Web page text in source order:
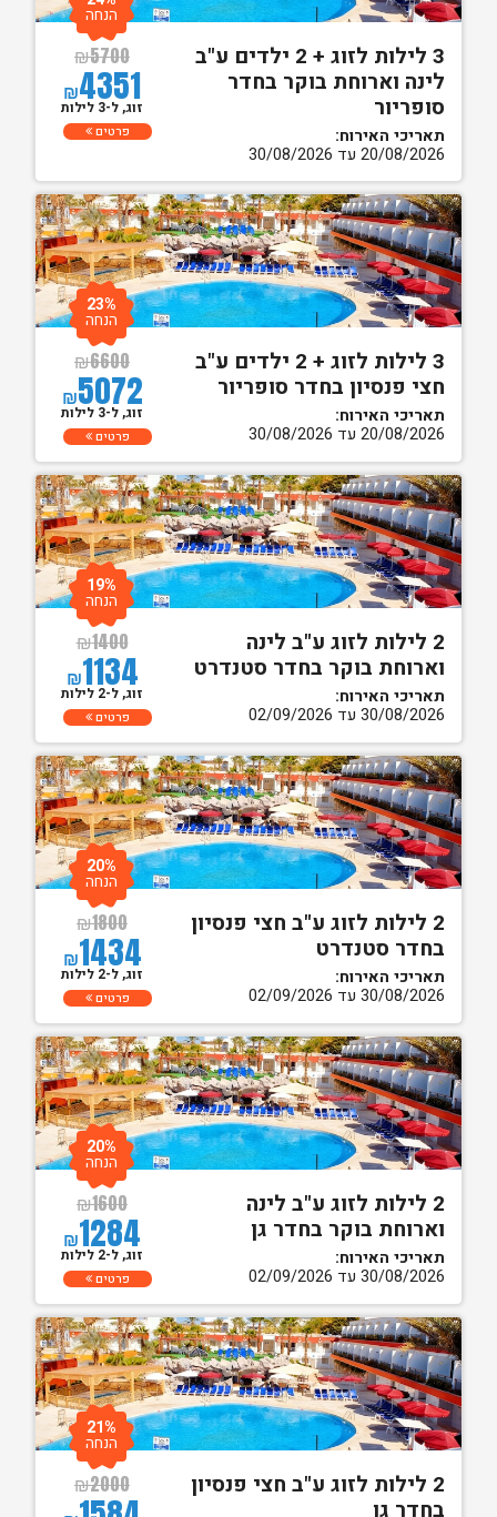
3 לילות לזוג + 2 ילדים ע"ב
לינה וארוחת בוקר בחדר
סופריור
תאריכי האירוח:
20/08/2026 עד 30/08/2026
₪5700
₪4351
הנחה
זוג, ל-3 לילות
פרטים
3 לילות לזוג + 2 ילדים ע"ב
חצי פנסיון בחדר סופריור
תאריכי האירוח:
20/08/2026 עד 30/08/2026
₪6600
₪5072
23%
הנחה
זוג, ל-3 לילות
פרטים
2 לילות לזוג ע"ב לינה
וארוחת בוקר בחדר סטנדרט
תאריכי האירוח:
30/08/2026 עד 02/09/2026
₪1400
₪1134
19%
הנחה
זוג, ל-2 לילות
פרטים
2 לילות לזוג ע"ב חצי פנסיון
בחדר סטנדרט
תאריכי האירוח:
30/08/2026 עד 02/09/2026
₪1800
₪1434
20%
הנחה
זוג, ל-2 לילות
פרטים
2 לילות לזוג ע"ב לינה
וארוחת בוקר בחדר גן
תאריכי האירוח:
30/08/2026 עד 02/09/2026
₪1600
₪1284
20%
הנחה
זוג, ל-2 לילות
פרטים
2 לילות לזוג ע"ב חצי פנסיון
בחדר גן
₪2000
21%
הנחה